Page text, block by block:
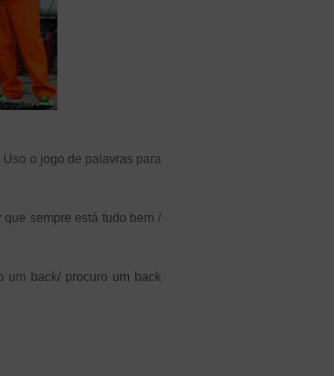
o jogo de palavras para
sempre está tudo bem /
um back/ procuro um back